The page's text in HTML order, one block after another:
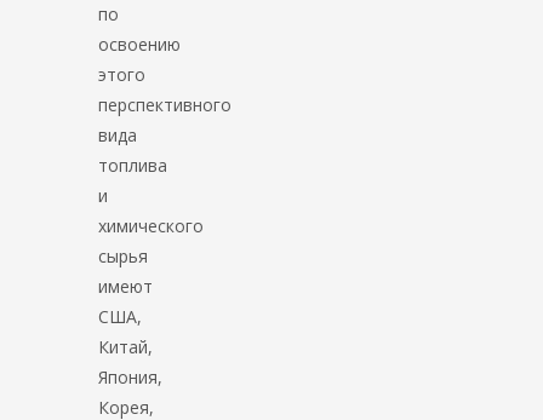
по
освоению
этого
перспективного
вида
топлива
и
химического
сырья
имеют
США,
Китай,
Япония,
Корея,